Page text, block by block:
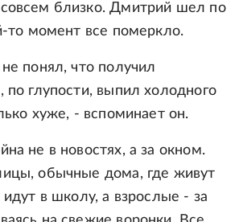
близко. Дмитрий шел по
то момент все померкло.
понял, что получил
по глупости, выпил холодного
хуже, - вспоминает он.
не в новостях, а за окном.
обычные дома, где живут
в школу, а взрослые - за